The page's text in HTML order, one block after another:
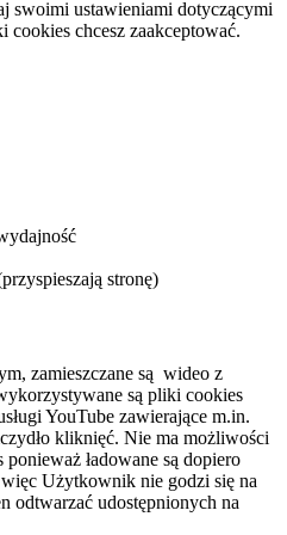
swoimi ustawieniami dotyczącymi
chcesz zaakceptować.
stronę)
zamieszczane są wideo z
są pliki cookies
YouTube zawierające m.in.
kliknięć. Nie ma możliwości
ładowane są dopiero
Użytkownik nie godzi się na
odtwarzać udostępnionych na